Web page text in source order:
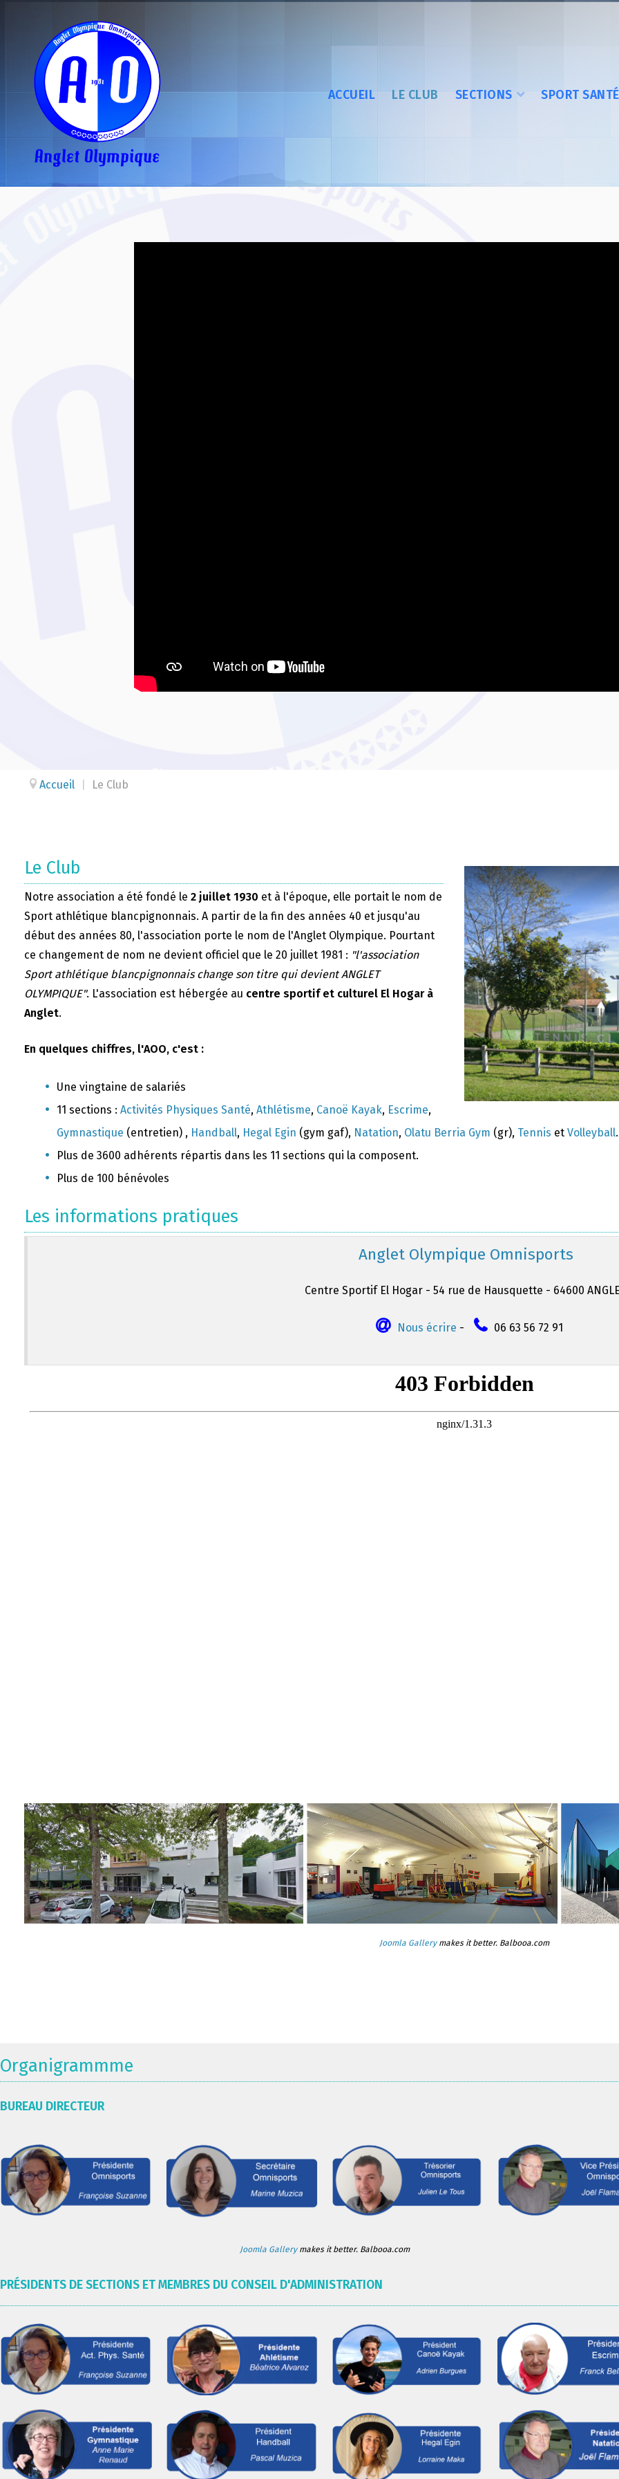
ACCUEIL LE CLUB SECTIONS SPORT SANTÉ
Accueil Le Club
Le Club
Notre association a été fondé le 2 juillet 1930 et à l'époque, elle portait le nom de
Sport athlétique blancpignonnais. A partir de la fin des années 40 et jusqu'au
début des années 80, l'association porte le nom de l'Anglet Olympique. Pourtant
ce changement de nom ne devient officiel que le 20 juillet 1981 : "l'association
Sport athlétique blancpignonnais change son titre qui devient ANGLET
OLYMPIQUE". L'association est hébergée au centre sportif et culturel El Hogar à
Anglet.
En quelques chiffres, l'AOO, c'est :
Une vingtaine de salariés
11 sections : Activités Physiques Santé, Athlétisme, Canoë Kayak, Escrime,
Gymnastique (entretien) , Handball, Hegal Egin (gym gaf), Natation, Olatu Berria Gym (gr), Tennis et Volleyball.
Plus de 3600 adhérents répartis dans les 11 sections qui la composent.
Plus de 100 bénévoles
Les informations pratiques
Anglet Olympique Omnisports
Centre Sportif El Hogar - 54 rue de Hausquette - 64600
Nous écrire - 06 63 56 72 91
Joomla Gallerymakes it better. Balbooa.com
Organigrammme
BUREAU DIRECTEUR
Joomla Gallerymakes it better. Balbooa.com
PRÉSIDENTS DE SECTIONS ET MEMBRES DU CONSEIL D'ADMINISTRATION